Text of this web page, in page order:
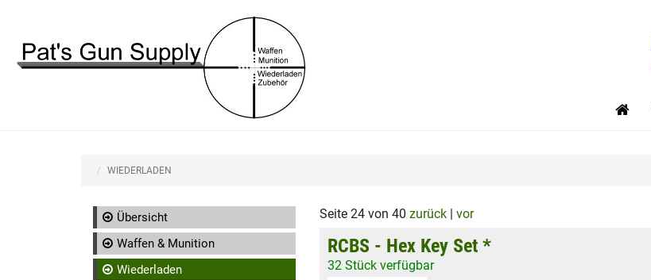
WIEDERLADEN
Übersicht
Waffen & Munition
Wiederladen
Seite 24 von 40 zurück | vor
RCBS - Hex Key Set *
32 Stück verfügbar